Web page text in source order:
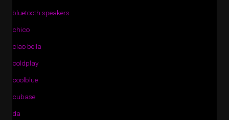
bluetooth speakers
chico
ciao bella
coldplay
coolblue
cubase
da